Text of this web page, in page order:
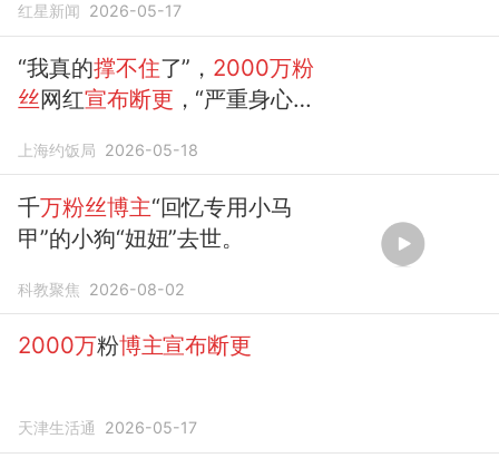
红星新闻 2026-05-17
“我真的撑不住了”， 2000万粉
丝网红宣布断更 ，“严重身心透
题……”
上海约饭局 2026-05-18
千万粉丝博主“回忆专用小马
甲”的小狗“妞妞”去世。
科教聚焦 2026-08-02
2000万粉博主宣布断更
天津生活通 2026-05-17